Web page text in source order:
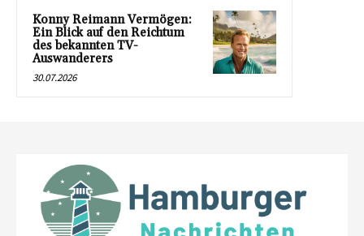
Konny Reimann Vermögen:
Ein Blick auf den Reichtum
des bekannten TV-
Auswanderers
30.07.2026